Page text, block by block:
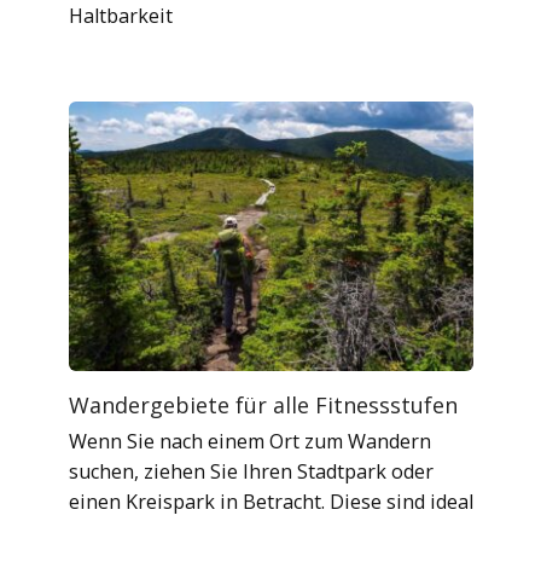
Haltbarkeit
Wandergebiete für alle Fitnessstufen
Wenn Sie nach einem Ort zum Wandern
suchen, ziehen Sie Ihren Stadtpark oder
einen Kreispark in Betracht. Diese sind ideal